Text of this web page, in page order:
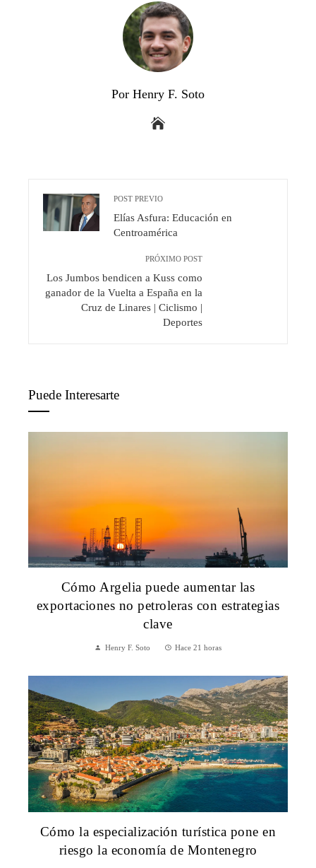
Por Henry F. Soto
POST PREVIO
Elías Asfura: Educación en
Centroamérica
PRÓXIMO POST
Los Jumbos bendicen a Kuss como
ganador de la Vuelta a España en la
Cruz de Linares | Ciclismo |
Deportes
Puede Interesarte
Cómo Argelia puede aumentar las
exportaciones no petroleras con estrategias
clave
Henry F. Soto Hace 21 horas
Cómo la especialización turística pone en
riesgo la economía de Montenegro